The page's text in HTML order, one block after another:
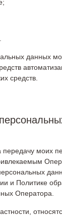
данных
средств.
передачу моих
и Политике
Оператора.